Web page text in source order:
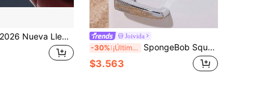
2026 Nueva Llegada - 1 pieza Lanzador de Telaraña de Héroe Araña, Lanzador de Héroe Araña con Adhesivo de Pared, Divertido e Interesante, Rociador de Telaraña de Araña Realista, Juguete de Disfraz de Transformación de Héroe, Regalo de Cumpleaños, Regalo de Pascua, Juguete de Regalo de Vacaciones Joivida
-30% ¡Últimos 2 días SpongeBob SquarePants | Joivida 1 pieza Imán de refrigerador con forma interesante, buena decoración para la nevera, adecuado para la cocina, también es un abridor de botellas, excelente para el hogar, fiestas, dormitorios, un regalo único para el día de la inauguración de la casa, cumpleaños o aniversario
$3.563